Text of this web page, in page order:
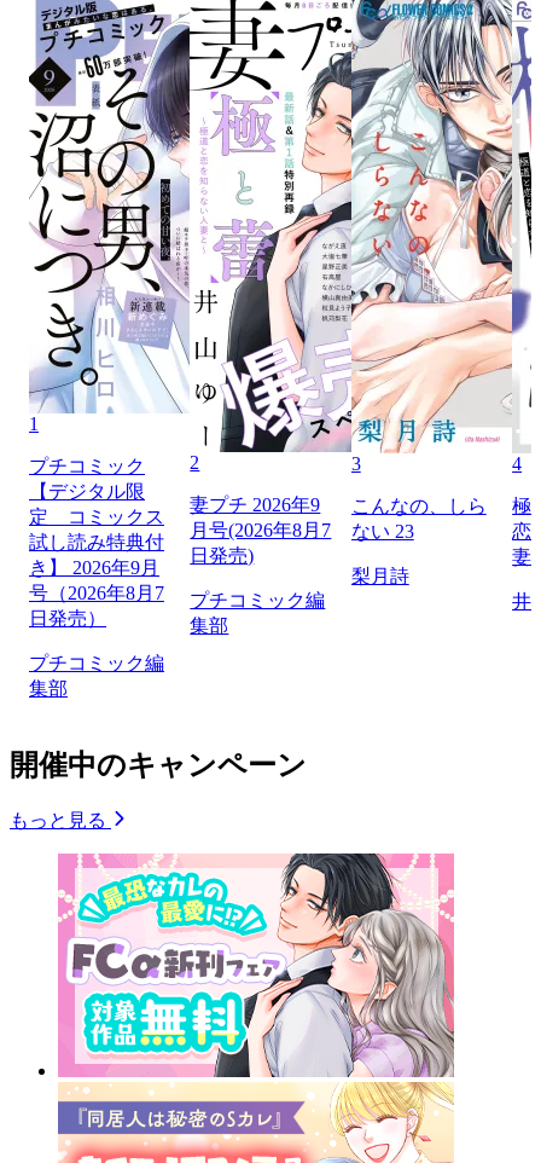
1
プチコミック
【デジタル限
定 コミックス
試し読み特典付
き】 2026年9月
号（2026年8月7
日発売）
プチコミック編
集部
2
妻プチ 2026年9
月号(2026年8月7
日発売)
プチコミック編
集部
3
こんなの、しら
ない 23
梨月詩
4
極
恋
妻
井
開催中のキャンペーン
もっと見る